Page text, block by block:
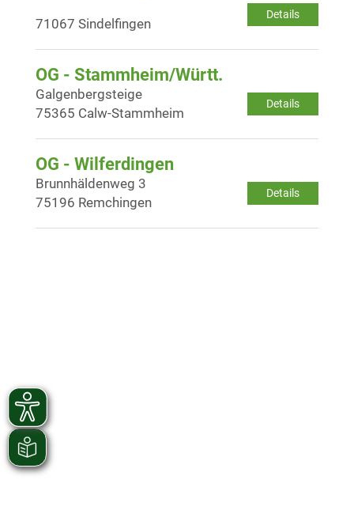
Details
71067 Sindelfingen
OG - Stammheim/Württ.
Details
Galgenbergsteige
75365 Calw-Stammheim
OG - Wilferdingen
Details
Brunnhäldenweg 3
75196 Remchingen